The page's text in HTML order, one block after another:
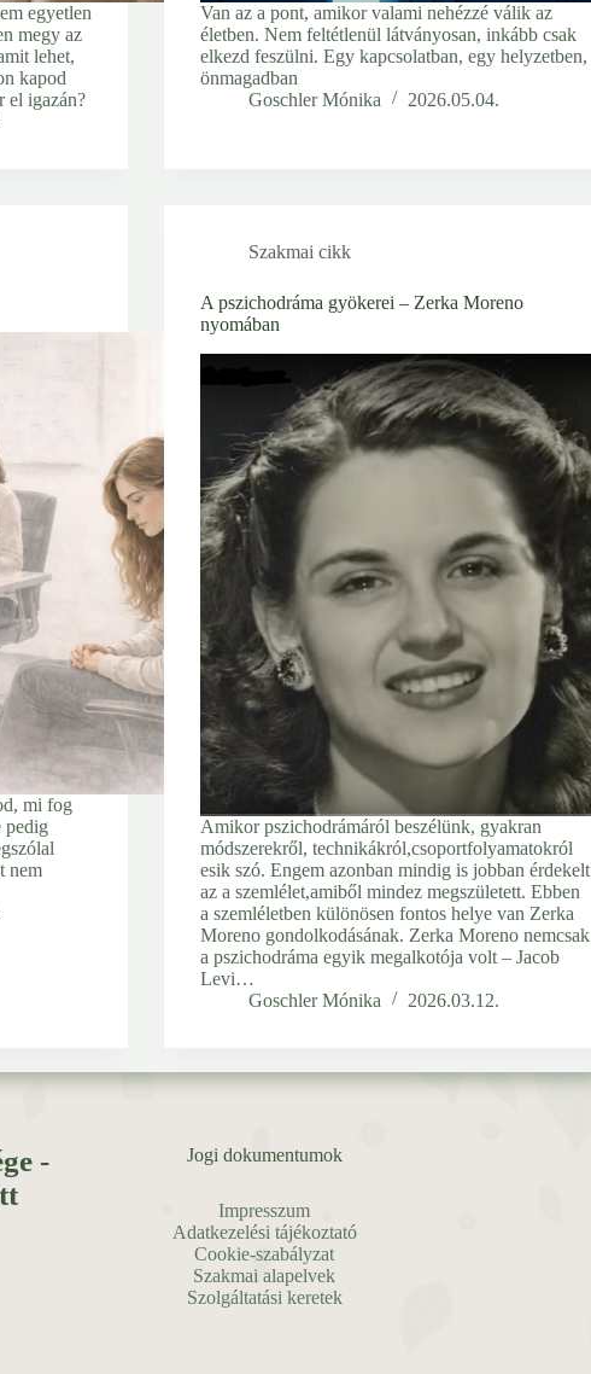
egyetlen
megy az
lehet,
kapod
el igazán?
Van az a pont, amikor valami nehézzé válik az
életben. Nem feltétlenül látványosan, inkább csak
elkezd feszülni. Egy kapcsolatban, egy helyzetben,
önmagadban
Goschler Mónika
2026.05.04.
mi fog
pedig
nem
Szakmai cikk
A pszichodráma gyökerei – Zerka Moreno
nyomában
Amikor pszichodrámáról beszélünk, gyakran
módszerekről, technikákról,csoportfolyamatokról
esik szó. Engem azonban mindig is jobban érdekelt
az a szemlélet,amiből mindez megszületett. Ebben
a szemléletben különösen fontos helye van Zerka
Moreno gondolkodásának. Zerka Moreno nemcsak
a pszichodráma egyik megalkotója volt – Jacob
Levi…
Goschler Mónika
2026.03.12.
-
Jogi dokumentumok
Impresszum
Adatkezelési tájékoztató
Cookie-szabályzat
Szakmai alapelvek
Szolgáltatási keretek